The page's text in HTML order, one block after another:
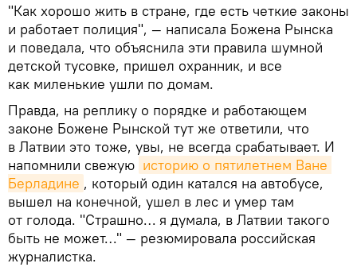
"Как хорошо жить в стране, где есть четкие законы
и работает полиция", — написала Божена Рынска
и поведала, что объяснила эти правила шумной
детской тусовке, пришел охранник, и все
как миленькие ушли по домам.
Правда, на реплику о порядке и работающем
законе Божене Рынской тут же ответили, что
в Латвии это тоже, увы, не всегда срабатывает. И
напомнили свежую историю о пятилетнем Ване
Берладине , который один катался на автобусе,
вышел на конечной, ушел в лес и умер там
от голода. "Страшно… я думала, в Латвии такого
быть не может…" — резюмировала российская
журналистка.